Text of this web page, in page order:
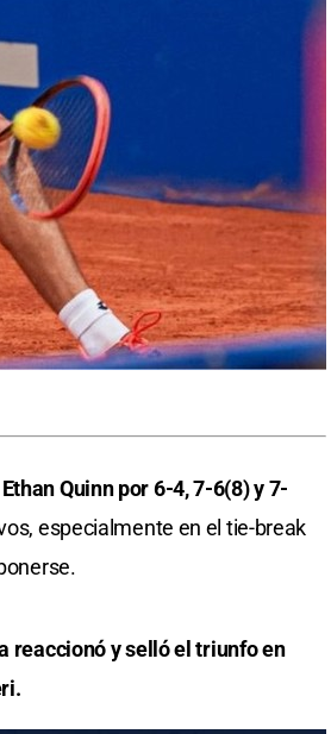
Quinn por 6-4, 7-6(8) y 7-
especialmente en el tie-break
reaccionó y selló el triunfo en